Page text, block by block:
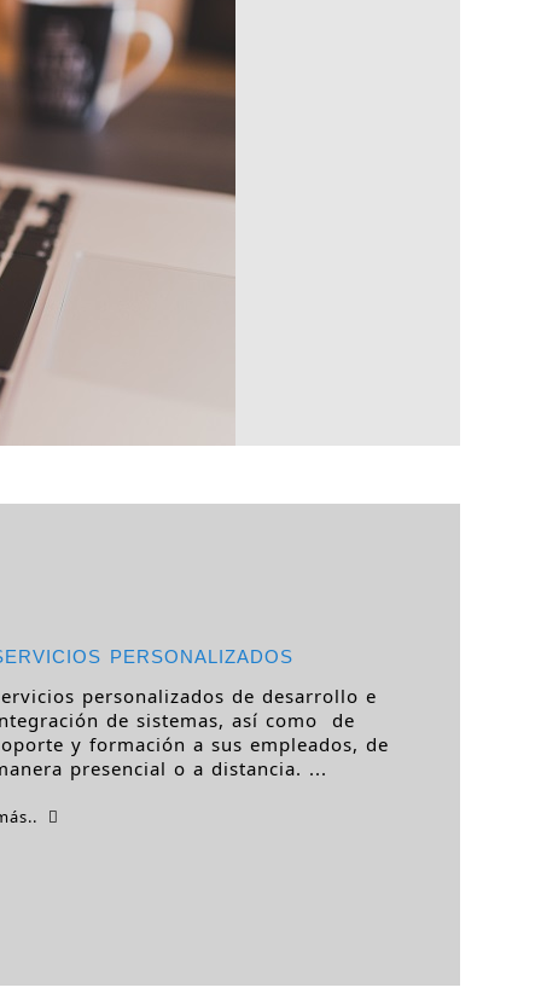
PERSONALIZADOS
personalizados de desarrollo e
de sistemas, así como de
y formación a sus empleados, de
presencial o a distancia. ...